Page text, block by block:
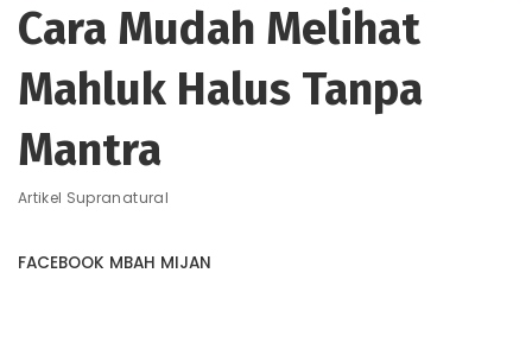
Cara Mudah Melihat
Mahluk Halus Tanpa
Mantra
Artikel Supranatural
FACEBOOK MBAH MIJAN